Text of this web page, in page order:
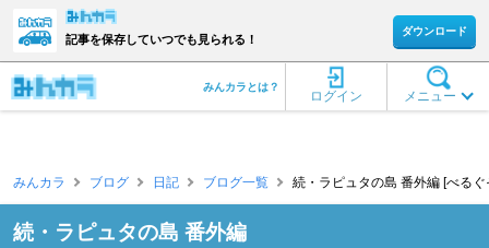
記事を保存していつでも見られる！
ダウンロード
メニュー
ログイン
みんカラとは？
みんカラ ブログ 日記 ブログ一覧 続・ラピュタの島 番外編 [べるぐ
続・ラピュタの島 番外編